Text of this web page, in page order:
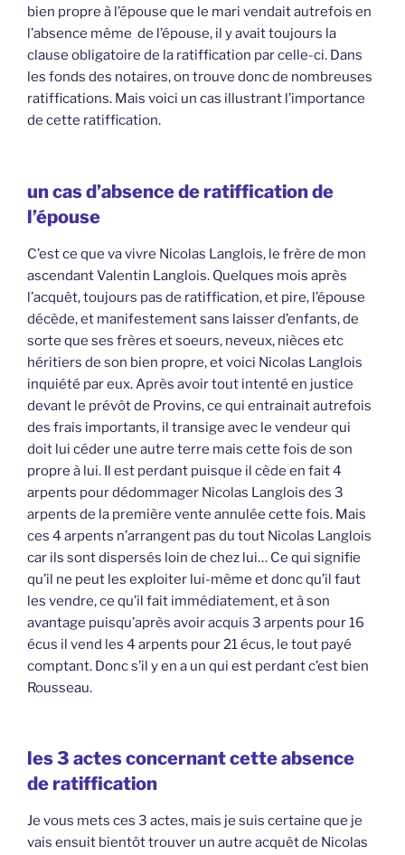
bien propre à l’épouse que le mari vendait autrefois en
l’absence même de l’épouse, il y avait toujours la
clause obligatoire de la ratiffication par celle-ci. Dans
les fonds des notaires, on trouve donc de nombreuses
ratiffications. Mais voici un cas illustrant l’importance
de cette ratiffication.
un cas d’absence de ratiffication de
l’épouse
C’est ce que va vivre Nicolas Langlois, le frère de mon
ascendant Valentin Langlois. Quelques mois après
l’acquêt, toujours pas de ratiffication, et pire, l’épouse
décède, et manifestement sans laisser d’enfants, de
sorte que ses frères et soeurs, neveux, nièces etc
héritiers de son bien propre, et voici Nicolas Langlois
inquiété par eux. Après avoir tout intenté en justice
devant le prévôt de Provins, ce qui entrainait autrefois
des frais importants, il transige avec le vendeur qui
doit lui céder une autre terre mais cette fois de son
propre à lui. Il est perdant puisque il cède en fait 4
arpents pour dédommager Nicolas Langlois des 3
arpents de la première vente annulée cette fois. Mais
ces 4 arpents n’arrangent pas du tout Nicolas Langlois
car ils sont dispersés loin de chez lui… Ce qui signifie
qu’il ne peut les exploiter lui-même et donc qu’il faut
les vendre, ce qu’il fait immédiatement, et à son
avantage puisqu’après avoir acquis 3 arpents pour 16
écus il vend les 4 arpents pour 21 écus, le tout payé
comptant. Donc s’il y en a un qui est perdant c’est bien
Rousseau.
les 3 actes concernant cette absence
de ratiffication
Je vous mets ces 3 actes, mais je suis certaine que je
vais ensuit bientôt trouver un autre acquêt de Nicolas